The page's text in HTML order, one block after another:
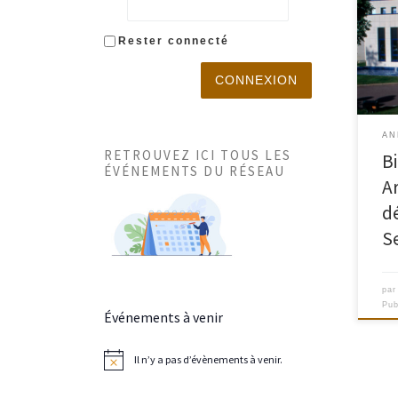
des
par
Rester connecté
CONNEXION
RETROUVEZ ICI TOUS LES
ÉVÉNEMENTS DU RÉSEAU
Événements à venir
Il n’y a pas d’évènements à venir.